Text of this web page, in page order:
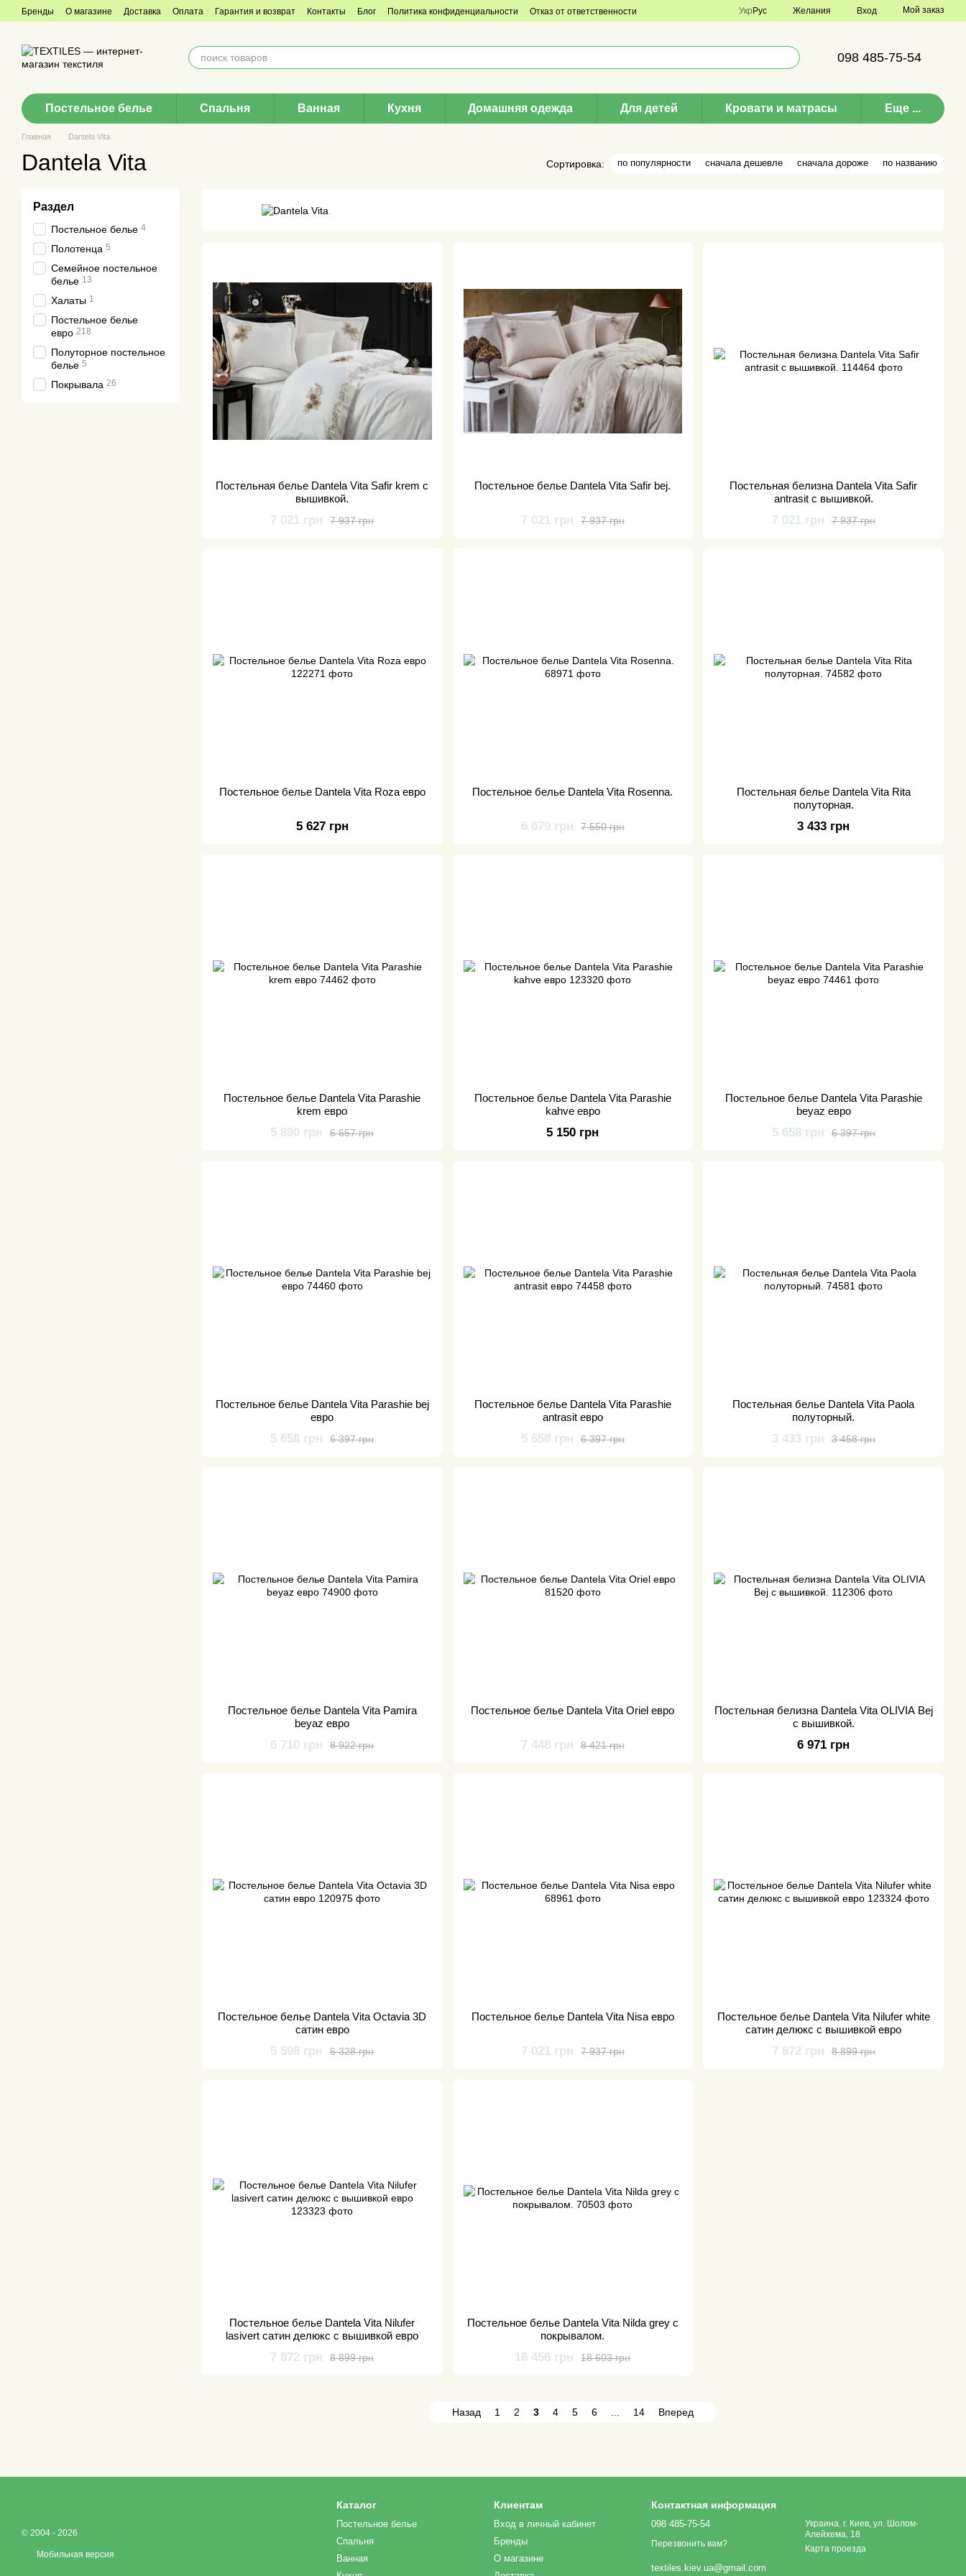
Перейти к основному контенту
Бренды О магазине Доставка Оплата Гарантия и возврат Контакты Блог Политика конфиденциальности
Отказ от ответственности
Укр Рус Желания Вход Мой заказ
098 485-75-54
Постельное белье Спальня Ванная Кухня Домашняя одежда Для детей Кровати и матрасы Еще ...
Главная Dantela Vita
Dantela Vita Сортировка: по популярности сначала дешевле сначала дороже по названию
Постельная белье Dantela Vita Safir krem с
вышивкой.
7 937 грн
7 021 грн
Постельное белье Dantela Vita Safir bej.
7 937 грн
7 021 грн
Постельная белизна Dantela Vita Safir
antrasit с вышивкой.
7 937 грн
7 021 грн
Постельное белье Dantela Vita Roza евро
5 627 грн
Постельное белье Dantela Vita Rosenna.
7 550 грн
6 679 грн
Постельная белье Dantela Vita Rita
полуторная.
3 433 грн
Постельное белье Dantela Vita Parashie
krem евро
6 657 грн
5 890 грн
Постельное белье Dantela Vita Parashie
kahve евро
5 150 грн
Постельное белье Dantela Vita Parashie
beyaz евро
6 397 грн
5 658 грн
Постельное белье Dantela Vita Parashie bej
евро
6 397 грн
5 658 грн
Постельное белье Dantela Vita Parashie
antrasit евро
6 397 грн
5 658 грн
Постельная белье Dantela Vita Paola
полуторный.
3 458 грн
3 433 грн
Постельное белье Dantela Vita Pamira
beyaz евро
8 922 грн
6 710 грн
Постельное белье Dantela Vita Oriel евро
8 421 грн
7 448 грн
Постельная белизна Dantela Vita OLIVIA Bej
с вышивкой.
6 971 грн
Постельное белье Dantela Vita Octavia 3D
сатин евро
6 328 грн
5 598 грн
Постельное белье Dantela Vita Nisa евро
7 937 грн
7 021 грн
Постельное белье Dantela Vita Nilufer white
cатин делюкс с вышивкой евро
8 899 грн
7 872 грн
Постельное белье Dantela Vita Nilufer
lasivert cатин делюкс с вышивкой евро
8 899 грн
7 872 грн
Постельное белье Dantela Vita Nilda grey с
покрывалом.
18 603 грн
16 456 грн
Назад 1 2 3 4 5 6 ... 14 Вперед
Раздел
Постельное белье 4
Полотенца 5
Семейное постельное
белье 13
Халаты 1
Постельное белье
евро 218
Полуторное постельное
белье 5
Покрывала 26
© 2004 - 2026
Мобильная версия
Каталог
Постельное белье
Спальня
Ванная
Клиентам
Вход в личный кабинет
Бренды
О магазине
Контактная информация
098 485-75-54
Перезвонить вам?
textiles.kiev.ua@gmail.com
Украина. г. Киев, ул. Шолом-
Алейхема, 18
Карта проезда